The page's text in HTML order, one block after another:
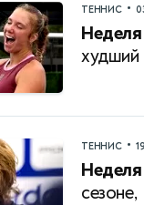
ТЕННИС •
Неделя
худший
ТЕННИС •
Неделя